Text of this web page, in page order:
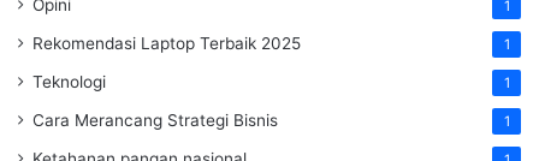
Opini 1
Rekomendasi Laptop Terbaik 2025 1
Teknologi 1
Cara Merancang Strategi Bisnis 1